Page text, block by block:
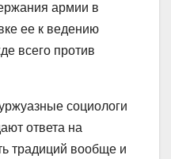
армии в
ее к ведению
всего против
социологи
ответа на
традиций вообще и